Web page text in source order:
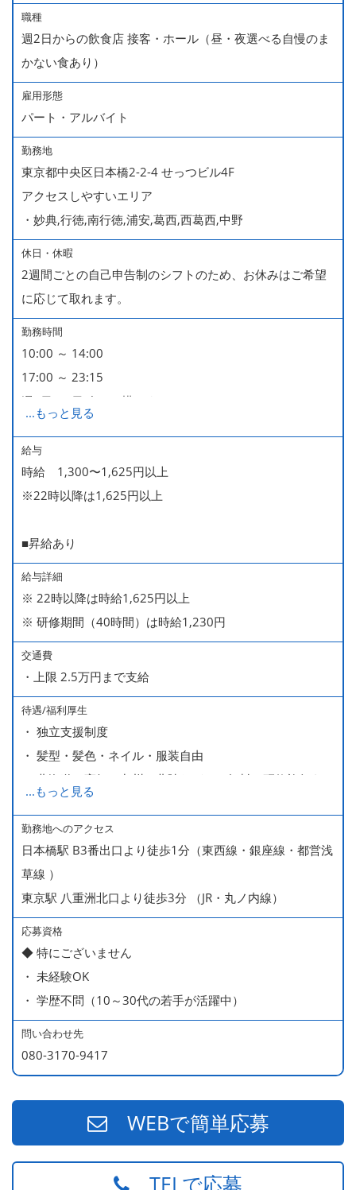
職種
週2日からの飲食店 接客・ホール（昼・夜選べる自慢のま
かない食あり）
雇用形態
パート・アルバイト
勤務地
東京都中央区日本橋2-2-4 せっつビル4F
アクセスしやすいエリア
・妙典,行徳,南行徳,浦安,葛西,西葛西,中野
休日・休暇
2週間ごとの自己申告制のシフトのため、お休みはご希望
に応じて取れます。
勤務時間
10:00 ～ 14:00
17:00 ～ 23:15
週2日・1日4h～で構いません。
■時短勤務制度あり
...もっと見る
給与
時給 1,300〜1,625円以上
※22時以降は1,625円以上
■昇給あり
給与詳細
※ 22時以降は時給1,625円以上
※ 研修期間（40時間）は時給1,230円
交通費
・上限 2.5万円まで支給
待遇/福利厚生
・ 独立支援制度
・ 髪型・髪色・ネイル・服装自由
・ 北海道や高知、九州、北陸などへの無料の研修旅行あり
ます
・ 無料の美味しい まかない食 あり
...もっと見る
勤務地へのアクセス
日本橋駅 B3番出口より徒歩1分（東西線・銀座線・都営浅
草線 ）
東京駅 八重洲北口より徒歩3分 （JR・丸ノ内線）
応募資格
◆ 特にございません
・ 未経験OK
・ 学歴不問（10～30代の若手が活躍中）
問い合わせ先
080-3170-9417
WEBで簡単応募
TELで応募